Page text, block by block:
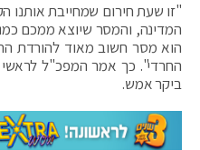
"זו שעת חירום שמחייבת אותנו
המדינה, והמסר שיוצא ממכם
הוא מסר חשוב מאוד להורדת
החרדי". כך אמר המפכ"ל לראשי
ביקר אמש.